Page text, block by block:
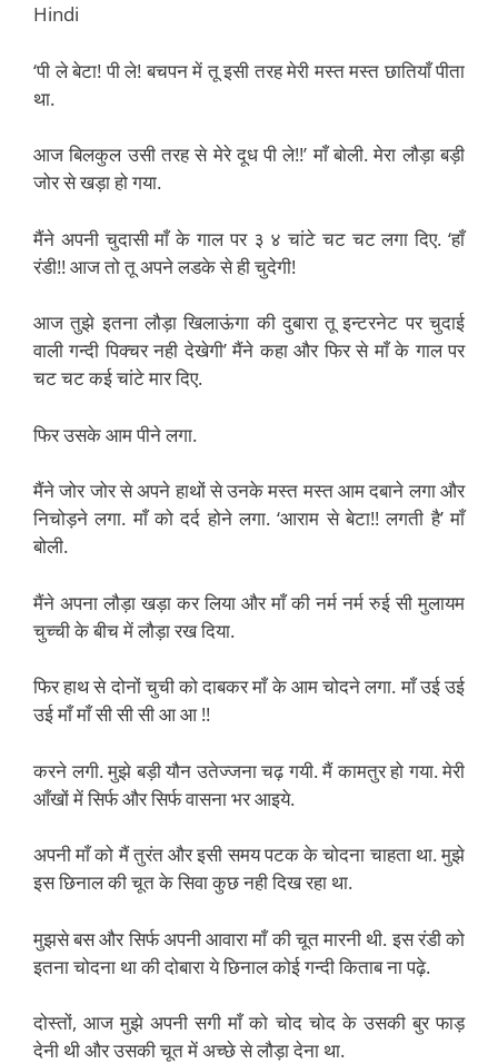
Hindi
‘पी ले बेटा! पी ले! बचपन में तू इसी तरह मेरी मस्त मस्त छातियाँ पीता
था.
आज बिलकुल उसी तरह से मेरे दूध पी ले!!’ माँ बोली. मेरा लौड़ा बड़ी
जोर से खड़ा हो गया.
मैंने अपनी चुदासी माँ के गाल पर ३ ४ चांटे चट चट लगा दिए. ‘हाँ
रंडी!! आज तो तू अपने लडके से ही चुदेगी!
आज तुझे इतना लौड़ा खिलाऊंगा की दुबारा तू इन्टरनेट पर चुदाई
वाली गन्दी पिक्चर नही देखेगी’ मैंने कहा और फिर से माँ के गाल पर
चट चट कई चांटे मार दिए.
फिर उसके आम पीने लगा.
मैंने जोर जोर से अपने हाथों से उनके मस्त मस्त आम दबाने लगा और
निचोड़ने लगा. माँ को दर्द होने लगा. ‘आराम से बेटा!! लगती है’ माँ
बोली.
मैंने अपना लौड़ा खड़ा कर लिया और माँ की नर्म नर्म रुई सी मुलायम
चुच्ची के बीच में लौड़ा रख दिया.
फिर हाथ से दोनों चुची को दाबकर माँ के आम चोदने लगा. माँ उई उई
उई माँ माँ सी सी सी आ आ !!
करने लगी. मुझे बड़ी यौन उतेज्जना चढ़ गयी. मैं कामतुर हो गया. मेरी
आँखों में सिर्फ और सिर्फ वासना भर आइये.
अपनी माँ को मैं तुरंत और इसी समय पटक के चोदना चाहता था. मुझे
इस छिनाल की चूत के सिवा कुछ नही दिख रहा था.
मुझसे बस और सिर्फ अपनी आवारा माँ की चूत मारनी थी. इस रंडी को
इतना चोदना था की दोबारा ये छिनाल कोई गन्दी किताब ना पढ़े.
दोस्तों, आज मुझे अपनी सगी माँ को चोद चोद के उसकी बुर फाड़
देनी थी और उसकी चूत में अच्छे से लौड़ा देना था.